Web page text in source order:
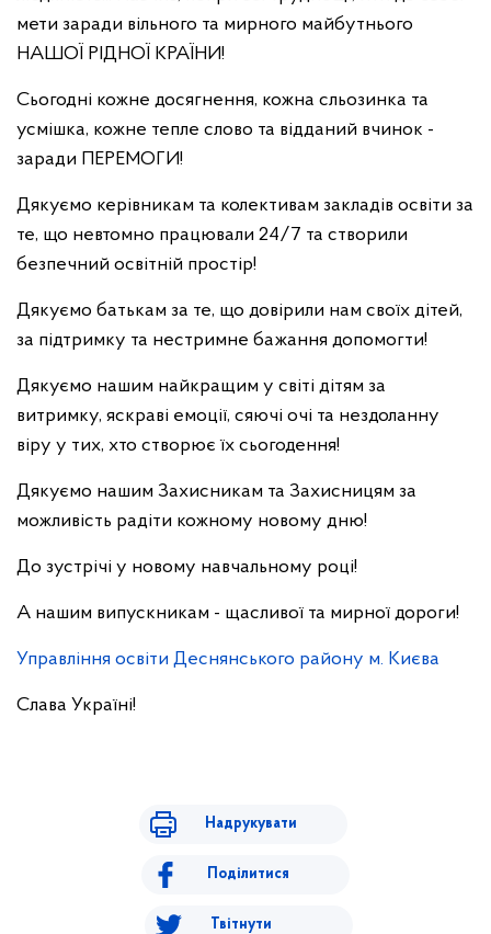
мети заради вільного та мирного майбутнього
НАШОЇ РІДНОЇ КРАЇНИ!
Сьогодні кожне досягнення, кожна сльозинка та
усмішка, кожне тепле слово та відданий вчинок -
заради ПЕРЕМОГИ!
Дякуємо керівникам та колективам закладів освіти за
те, що невтомно працювали 24/7 та створили
безпечний освітній простір!
Дякуємо батькам за те, що довірили нам своїх дітей,
за підтримку та нестримне бажання допомогти!
Дякуємо нашим найкращим у світі дітям за
витримку, яскраві емоції, сяючі очі та нездоланну
віру у тих, хто створює їх сьогодення!
Дякуємо нашим Захисникам та Захисницям за
можливість радіти кожному новому дню!
До зустрічі у новому навчальному році!
А нашим випускникам - щасливої та мирної дороги!
Управління освіти Деснянського району м. Києва
Слава Україні!
Надрукувати
Поділитися
Твітнути